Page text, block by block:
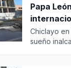
Papa
Chiclayo
sueño